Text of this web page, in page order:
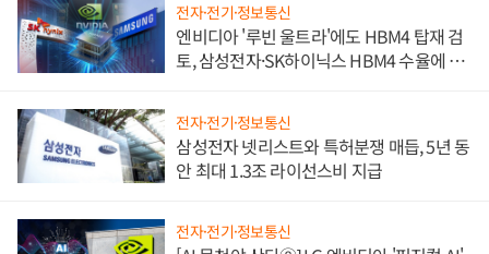
전자·전기·정보통신
엔비디아 '루빈 울트라'에도 HBM4 탑재 검
토, 삼성전자·SK하이닉스 HBM4 수율에 주
전자·전기·정보통신
삼성전자 넷리스트와 특허분쟁 매듭, 5년 동
안 최대 1.3조 라이선스비 지급
전자·전기·정보통신